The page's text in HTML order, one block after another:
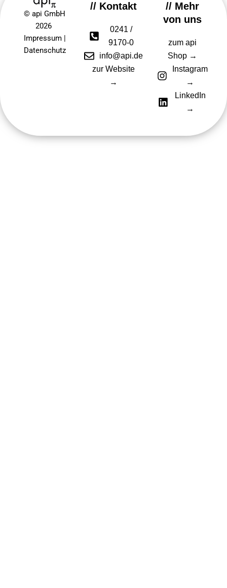
© api GmbH
2026
Impressum|
Datenschutz
// Kontakt
0241 /
9170-0
info@api.de
zur Website
→
// Mehr
von uns
zum api
Shop →
Instagram
→
LinkedIn
→